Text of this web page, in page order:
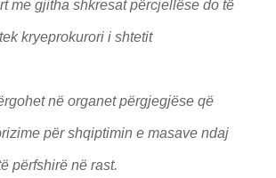
me gjitha shkresat përcjellëse do të
kryeprokurori i shtetit
në organet përgjegjëse që
për shqiptimin e masave ndaj
përfshirë në rast.